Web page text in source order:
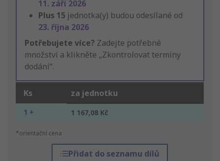
11. září 2026
Plus 15 jednotka(y) budou odesílané od
23. října 2026
Potřebujete více? Zadejte potřebné
množství a klikněte „Zkontrolovat termíny
dodání“.
Ks za jednotku
1 + 1 167,08 Kč
*orientační cena
Přidat do seznamu dílů